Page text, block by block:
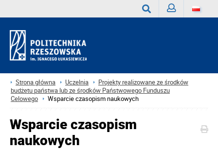
Strona główna Uczelnia
Projekty realizowane ze środków
budżetu państwa lub ze środków Państwowego Funduszu
Celowego
Wsparcie czasopism naukowych
Wsparcie czasopism
naukowych